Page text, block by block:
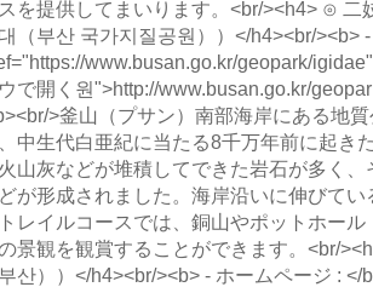
を提供してまいります。<br/><h4> ⊙ 二
（부산 국가지질공원））</h4><br/><b>
www.busan.go.kr/geopark/
で開く원">http://www.busan.go.kr/
>釜山（プサン）南部海岸にある地
中生代白亜紀に当たる8千万年前に起き
山灰などが堆積してできた岩石が多く
が形成されました。海岸沿いに伸びて
レイルコースでは、銅山やポットホー
景観を観賞することができます。<br/
부산））</h4><br/><b> - ホームページ :